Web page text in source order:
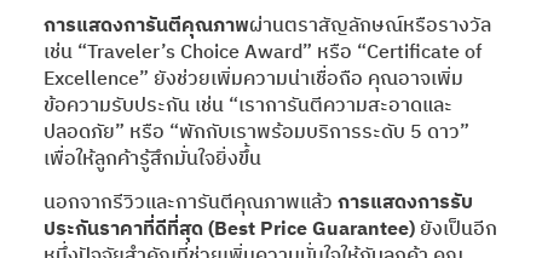
การแสดงการันตีคุณภาพผ่านตราสัญลักษณ์หรือรางวัล
เช่น “Traveler’s Choice Award” หรือ “Certificate of
Excellence” ยังช่วยเพิ่มความน่าเชื่อถือ คุณอาจเพิ่ม
ข้อความรับประกัน เช่น “เราการันตีความสะอาดและ
ปลอดภัย” หรือ “พักกับเราพร้อมบริการระดับ 5 ดาว”
เพื่อให้ลูกค้ารู้สึกมั่นใจยิ่งขึ้น
นอกจากรีวิวและการันตีคุณภาพแล้วการแสดงการรับ
ประกันราคาที่ดีที่สุด (Best Price Guarantee)ยังเป็นอีก